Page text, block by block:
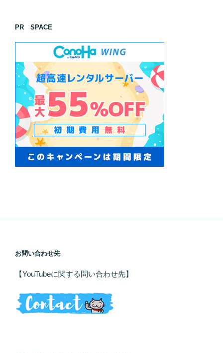
PR SPACE
お問い合わせ先
【YouTubeに関する問い合わせ先】